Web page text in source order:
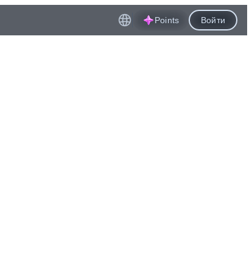
Points Войти